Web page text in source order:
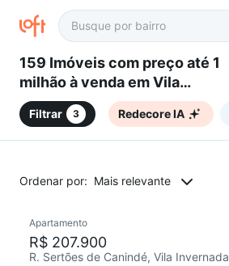
159 Imóveis com preço até 1
milhão à venda em Vila
Invernada, São Paulo, SP
Filtrar 3 Redecore IA
Ordenar por: Mais relevante
Apartamento
R$ 207.900
R. Sertões de Canindé, Vila Invernada